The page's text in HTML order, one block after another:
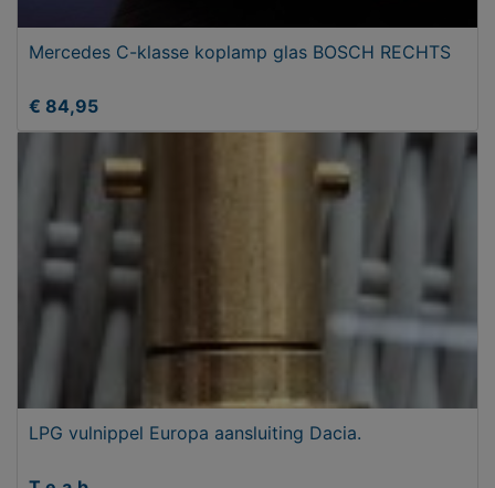
Mercedes C-klasse koplamp glas BOSCH RECHTS
€ 84,95
LPG vulnippel Europa aansluiting Dacia.